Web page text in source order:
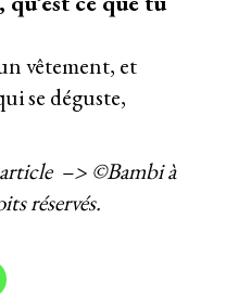
vêtement, et
se déguste,
article –> ©Bambi à
réservés.